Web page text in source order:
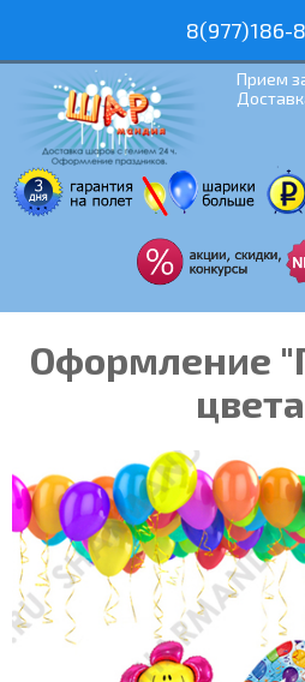
8(977)186-
Прием
Оформление